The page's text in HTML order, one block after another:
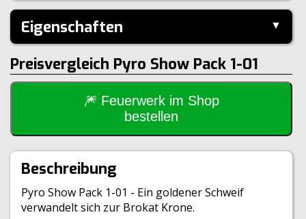
Eigenschaften ▼
Hersteller:
Heron
Performance:
I-Shape
Kaliber:
30mm
Inhalt je Pack:
20 Stück
40m
30sek
Inhalt je VE:
6 Stück
Größe:
18,0x18,5x15,0cm
Gewicht Brutto:
Gewicht Netto:
BAM:
BAM-F2-0720
Preisvergleich Pyro Show Pack 1-01
🎆 Feuerwerk im Shop
bestellen
Beschreibung
Pyro Show Pack 1-01 - Ein goldener Schweif
verwandelt sich zur Brokat Krone.